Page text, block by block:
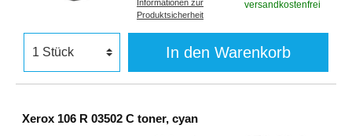
Informationen zur
Produktsicherheit
versandkostenfrei
In den Warenkorb
Xerox 106 R 03502 C toner, cyan